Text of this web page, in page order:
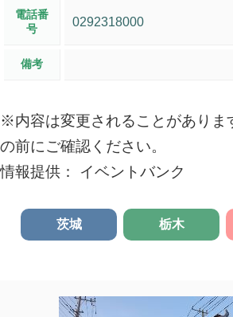
電話番
号
0292318000
備考
※内容は変更されることがありま
の前にご確認ください。
情報提供： イベントバンク
茨城 栃木